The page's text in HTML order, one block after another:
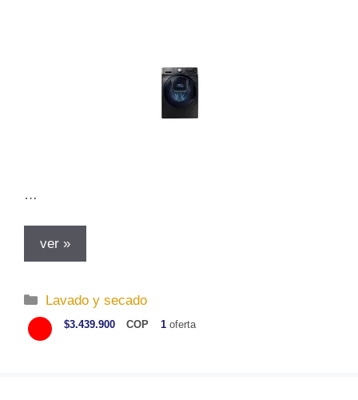
…
ver »
C
a
t
Lavado y secado
$3.439.900 COP 1 oferta